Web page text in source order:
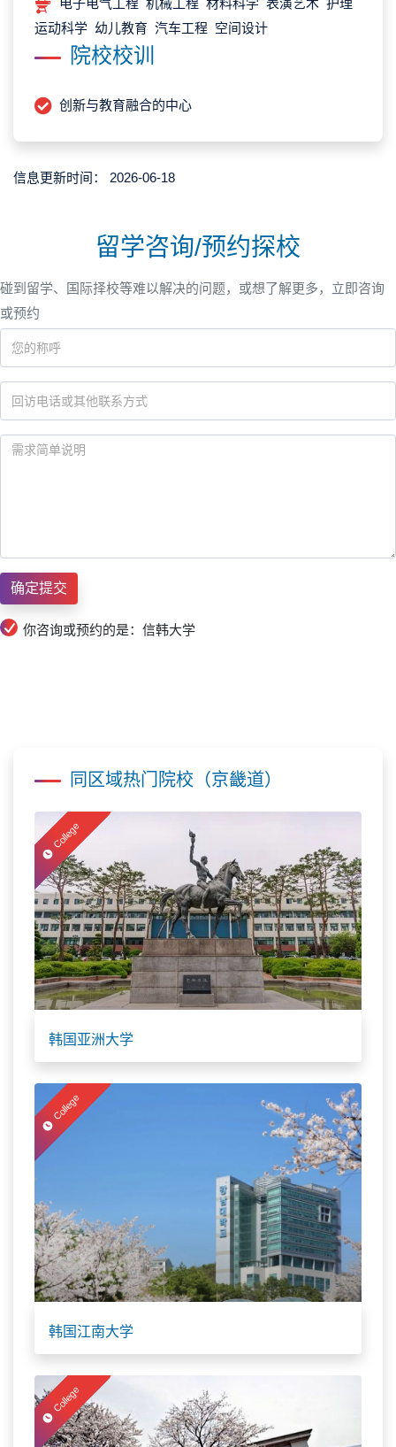
电子电气工程 机械工程 材料科学 表演艺术 护理
运动科学 幼儿教育 汽车工程 空间设计
院校校训
创新与教育融合的中心
信息更新时间： 2026-06-18
留学咨询/预约探校
碰到留学、国际择校等难以解决的问题，或想了解更多，立即咨询
或预约
你咨询或预约的是：信韩大学
同区域热门院校（京畿道）
College
韩国亚洲大学
College
韩国江南大学
College